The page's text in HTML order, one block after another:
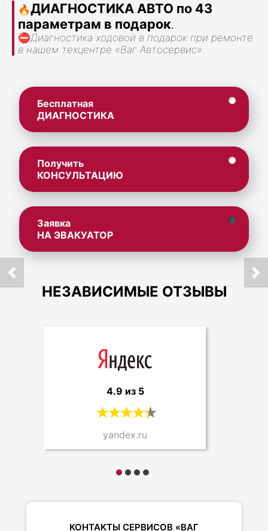
🔥ДИАГНОСТИКА АВТО по 43
параметрам в подарок.
⛔Диагностика ходовой в подарок при ремонте
в нашем техцентре «Ваг Автосервис».
Бесплатная
ДИАГНОСТИКА
Получить
КОНСУЛЬТАЦИЮ
Заявка
НА ЭВАКУАТОР
НЕЗАВИСИМЫЕ ОТЗЫВЫ
4.9 из 5
yandex.ru
КОНТАКТЫ СЕРВИСОВ «ВАГ